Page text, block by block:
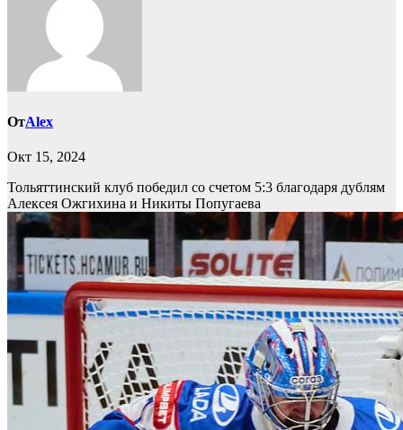
ОтAlex
Окт 15, 2024
Тольяттинский клуб победил со счетом 5:3 благодаря дублям
Алексея Ожгихина и Никиты Попугаева